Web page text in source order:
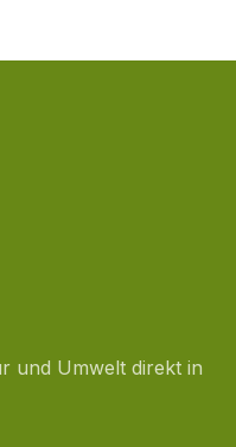
und Umwelt direkt in